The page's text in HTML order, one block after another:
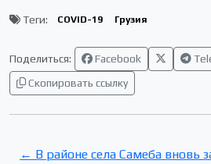
Теги: COVID-19 Грузия
Поделиться: Facebook
Скопировать ссылку
← В районе села Самеба вновь